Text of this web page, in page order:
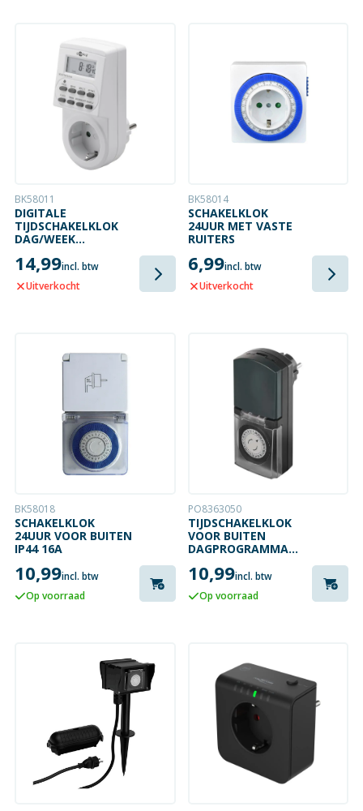
BK58011
DIGITALE
TIJDSCHAKELKLOK
DAG/WEEK
14,99incl. btw
Uitverkocht
BK58014
SCHAKELKLOK
24UUR MET VASTE
RUITERS
6,99incl. btw
Uitverkocht
BK58018
SCHAKELKLOK
24UUR VOOR BUITEN
IP44 16A
10,99incl. btw
Op voorraad
PO8363050
TIJDSCHAKELKLOK
VOOR BUITEN
DAGPROGRAMMA
10,99incl. btw
Op voorraad